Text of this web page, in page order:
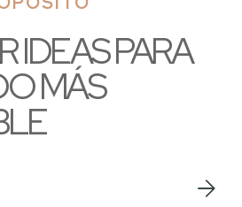
IDEAS PARA
MÁS